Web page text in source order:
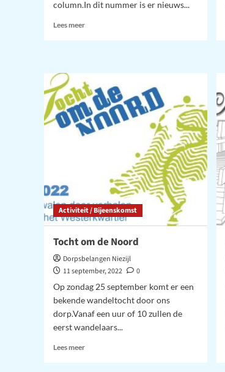
column.In dit nummer is er nieuws...
Lees meerLees
oktober
2022
Activiteit / Bijeenskomst
Tocht om de Noord
Dorpsbelangen Niezijl
11 september, 2022
0
Op zondag 25 september komt er een
bekende wandeltocht door ons
dorp.Vanaf een uur of 10 zullen de
eerst wandelaars...
Lees meerLees